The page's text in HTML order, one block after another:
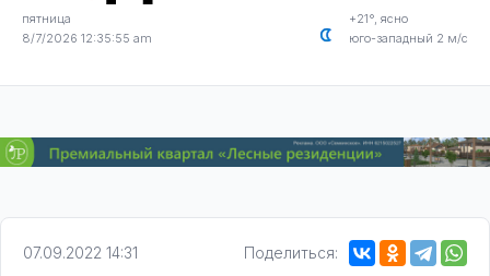
пятница
8/7/2026 12:35:55 am
+21°, ясно
юго-западный 2 м/с
07.09.2022 14:31 Поделиться: